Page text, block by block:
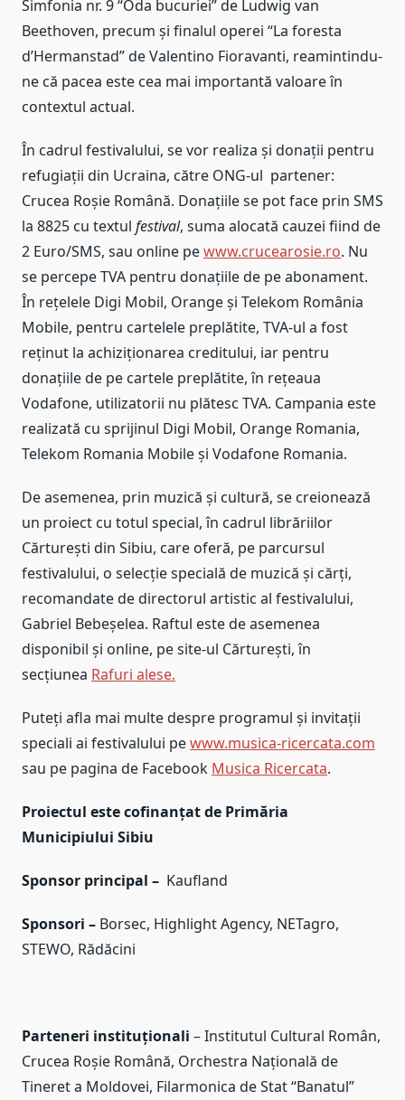
Simfonia nr. 9 “Oda bucuriei” de Ludwig van
Beethoven, precum și finalul operei “La foresta
d’Hermanstad” de Valentino Fioravanti, reamintindu-
ne că pacea este cea mai importantă valoare în
contextul actual.
În cadrul festivalului, se vor realiza și donații pentru
refugiații din Ucraina, către ONG-ul partener:
Crucea Roșie Română. Donațiile se pot face prin SMS
la 8825 cu textul festival, suma alocată cauzei fiind de
2 Euro/SMS, sau online pewww.crucearosie.ro. Nu
se percepe TVA pentru donațiile de pe abonament.
În reţelele Digi Mobil, Orange şi Telekom România
Mobile, pentru cartelele preplătite, TVA-ul a fost
reţinut la achiziţionarea creditului, iar pentru
donaţiile de pe cartele preplătite, în reţeaua
Vodafone, utilizatorii nu plătesc TVA. Campania este
realizată cu sprijinul Digi Mobil, Orange Romania,
Telekom Romania Mobile şi Vodafone Romania.
De asemenea, prin muzică și cultură, se creionează
un proiect cu totul special, în cadrul librăriilor
Cărturești din Sibiu, care oferă, pe parcursul
festivalului, o selecție specială de muzică și cărți,
recomandate de directorul artistic al festivalului,
Gabriel Bebeșelea. Raftul este de asemenea
disponibil și online, pe site-ul Cărturești, în
secțiunea Rafuri alese.
Puteți afla mai multe despre programul și invitații
speciali ai festivalului pewww.musica-ricercata.com
sau pe pagina de Facebook Musica Ricercata.
Proiectul este cofinanțat de Primăria
Municipiului Sibiu
Sponsor principal – Kaufland
Sponsori – Borsec, Highlight Agency, NETagro,
STEWO, Rădăcini
Parteneri instituționali – Institutul Cultural Român,
Crucea Roșie Română, Orchestra Națională de
Tineret a Moldovei, Filarmonica de Stat “Banatul”